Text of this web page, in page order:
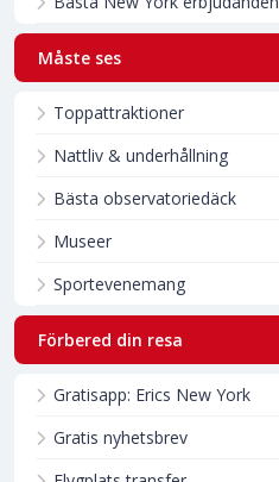
Måste ses
Toppattraktioner
Nattliv & underhållning
Bästa observatoriedäck
Museer
Sportevenemang
Förbered din resa
Gratisapp: Erics New York
Gratis nyhetsbrev